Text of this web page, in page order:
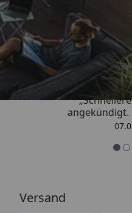
angekündigt.
Versand